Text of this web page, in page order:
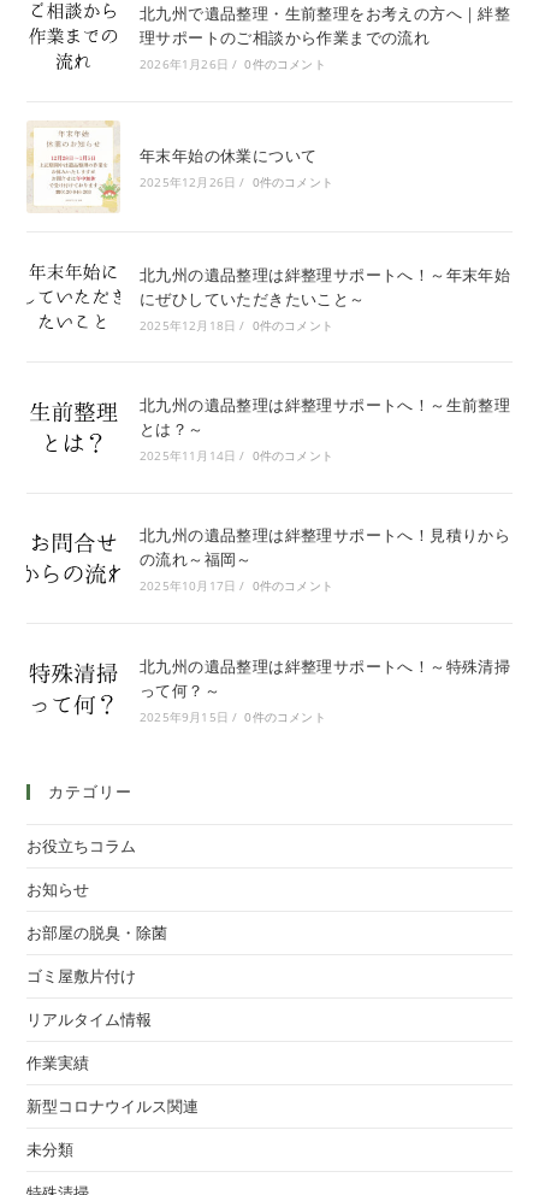
北九州で遺品整理・生前整理をお考えの方へ｜絆整
理サポートのご相談から作業までの流れ
2026年1月26日 / 0件のコメント
年末年始の休業について
2025年12月26日 / 0件のコメント
北九州の遺品整理は絆整理サポートへ！～年末年始
にぜひしていただきたいこと～
2025年12月18日 / 0件のコメント
北九州の遺品整理は絆整理サポートへ！～生前整理
とは？～
2025年11月14日 / 0件のコメント
北九州の遺品整理は絆整理サポートへ！見積りから
の流れ～福岡～
2025年10月17日 / 0件のコメント
北九州の遺品整理は絆整理サポートへ！～特殊清掃
って何？～
2025年9月15日 / 0件のコメント
カテゴリー
お役立ちコラム
お知らせ
お部屋の脱臭・除菌
ゴミ屋敷片付け
リアルタイム情報
作業実績
新型コロナウイルス関連
未分類